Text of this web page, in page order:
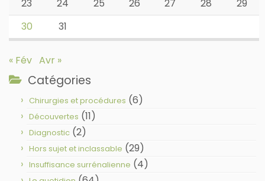
23
24 25 26 27 28
29
30
31
« Fév Avr »
Catégories
Chirurgies et procédures (6)
Découvertes (11)
Diagnostic (2)
Hors sujet et inclassable (29)
Insuffisance surrénalienne (4)